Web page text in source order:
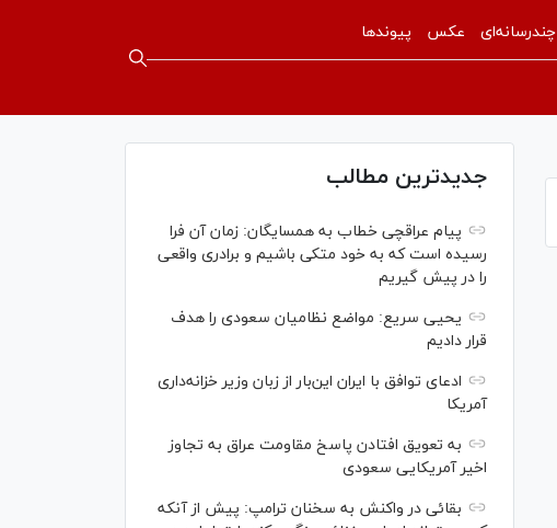
چندرسانه‌ای عکس پیوندها
جدیدترین مطالب
پیام عراقچی خطاب به همسایگان: زمان آن فرا
رسیده است که به خود متکی باشیم و برادری واقعی
را در پیش گیریم
یحیی سریع: مواضع نظامیان سعودی را هدف
قرار دادیم
ادعای توافق با ایران این‌بار از زبان وزیر خزانه‌داری
آمریکا
به تعویق افتادن پاسخ مقاومت عراق به تجاوز
اخیر آمریکایی سعودی
بقائی در واکنش به سخنان ترامپ: پیش از آنکه